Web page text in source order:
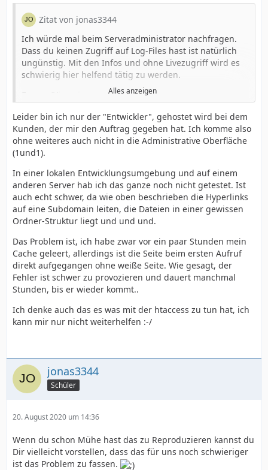
Zitat von jonas3344
Ich würde mal beim Serveradministrator nachfragen.
Dass du keinen Zugriff auf Log-Files hast ist natürlich
ungünstig. Mit den Infos und ohne Livezugriff wird es
schwierig hier helfend tätig zu werden.
- Funktioniert es auf einem anderen Server (z.b. in einer
lokalen Entwicklungsumgebung)?
- In den Dev-Tools hast du einen Reiter Network (oder
Netzwerk). Dort siehst du an sich was passiert. Oder
halt eben nicht passiert. Versuch Dich mal einzulesen.
- Zugriff auf die Log-Files ist elementar, eigentlich
solltest du auf allen Servern Zugriff darauf haben,
versuch herauszufinden wo die liegen.
Wäre der Fehler im Script und würde der Request beim
ersten Aufruf bereits bei Deiner index.php landen gäbe
es a) einen Fehler oder b) einen Abbruch nach der
max_execution_time (zumeist 30s), daher denke ich er
bleibt vorher hängen. Weshalb kann ich Dir mit diesen
Infos nicht beantworten.
Alles anzeigen
Leider bin ich nur der "Entwickler", gehostet wird bei dem
Kunden, der mir den Auftrag gegeben hat. Ich komme also
ohne weiteres auch nicht in die Administrative Oberfläche
(1und1).
In einer lokalen Entwicklungsumgebung und auf einem
anderen Server hab ich das ganze noch nicht getestet. Ist
auch echt schwer, da wie oben beschrieben die Hyperlinks
auf eine Subdomain leiten, die Dateien in einer gewissen
Ordner-Struktur liegt und und und.
Das Problem ist, ich habe zwar vor ein paar Stunden mein
Cache geleert, allerdings ist die Seite beim ersten Aufruf
direkt aufgegangen ohne weiße Seite. Wie gesagt, der
Fehler ist schwer zu provozieren und dauert manchmal
Stunden, bis er wieder kommt..
Ich denke auch das es was mit der htaccess zu tun hat, ich
kann mir nur nicht weiterhelfen :-/
jonas3344
Schüler
20. August 2020 um 14:36
Wenn du schon Mühe hast das zu Reproduzieren kannst du
Dir vielleicht vorstellen, dass das für uns noch schwieriger
ist das Problem zu fassen.